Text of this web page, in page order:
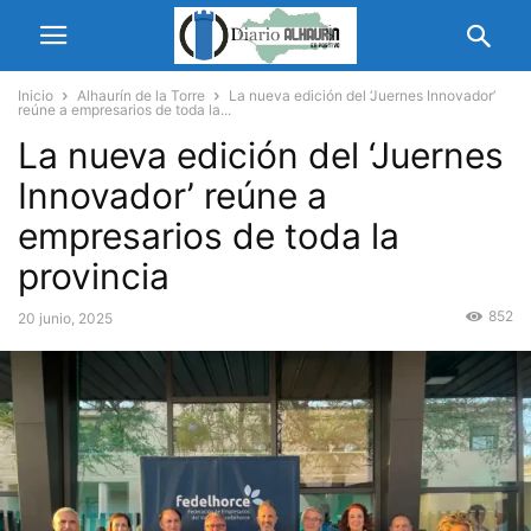
Inicio Alhaurín de la Torre
La nueva edición del ‘Juernes Innovador’
reúne a empresarios de toda la...
La nueva edición del ‘Juernes
Innovador’ reúne a
empresarios de toda la
provincia
20 junio, 2025 852